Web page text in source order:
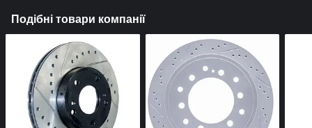
Подібні товари компанії